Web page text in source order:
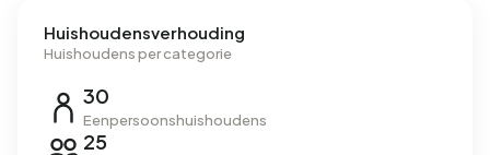
Huishoudensverhouding
Huishoudens per categorie
30
Eenpersoonshuishoudens
25